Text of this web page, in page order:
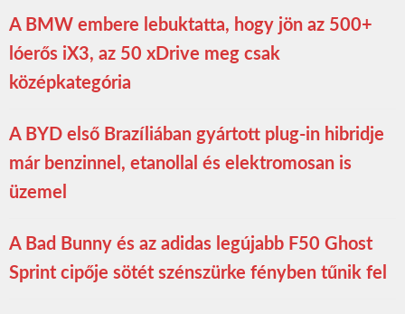
A BMW embere lebuktatta, hogy jön az 500+
lóerős iX3, az 50 xDrive meg csak
középkategória
A BYD első Brazíliában gyártott plug-in hibridje
már benzinnel, etanollal és elektromosan is
üzemel
A Bad Bunny és az adidas legújabb F50 Ghost
Sprint cipője sötét szénszürke fényben tűnik fel